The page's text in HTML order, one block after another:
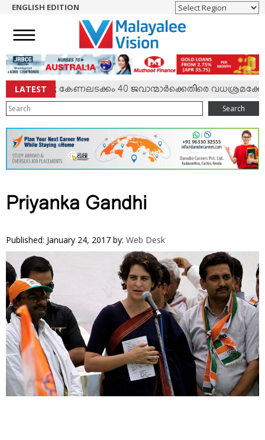
NEWS
ENGLISH
NRI
ENTERTAINMENT
MV SPECIAL
SPORTS
LIFESTYLE
TECH & AUTO
EDITORIAL
VIDEOS
YOUR SAY
COOKERY
KARSHAKAN
TOURS & TRAVEL
GREETINGS
CLASSIFIEDS
OBITUARY
ENGLISH EDITION
LATESTകേണലടക്കം 40 ജവാന്മാര്‍ക്കെതിരെ
Search
Priyanka Gandhi
Published: January 24, 2017 by: Web Desk